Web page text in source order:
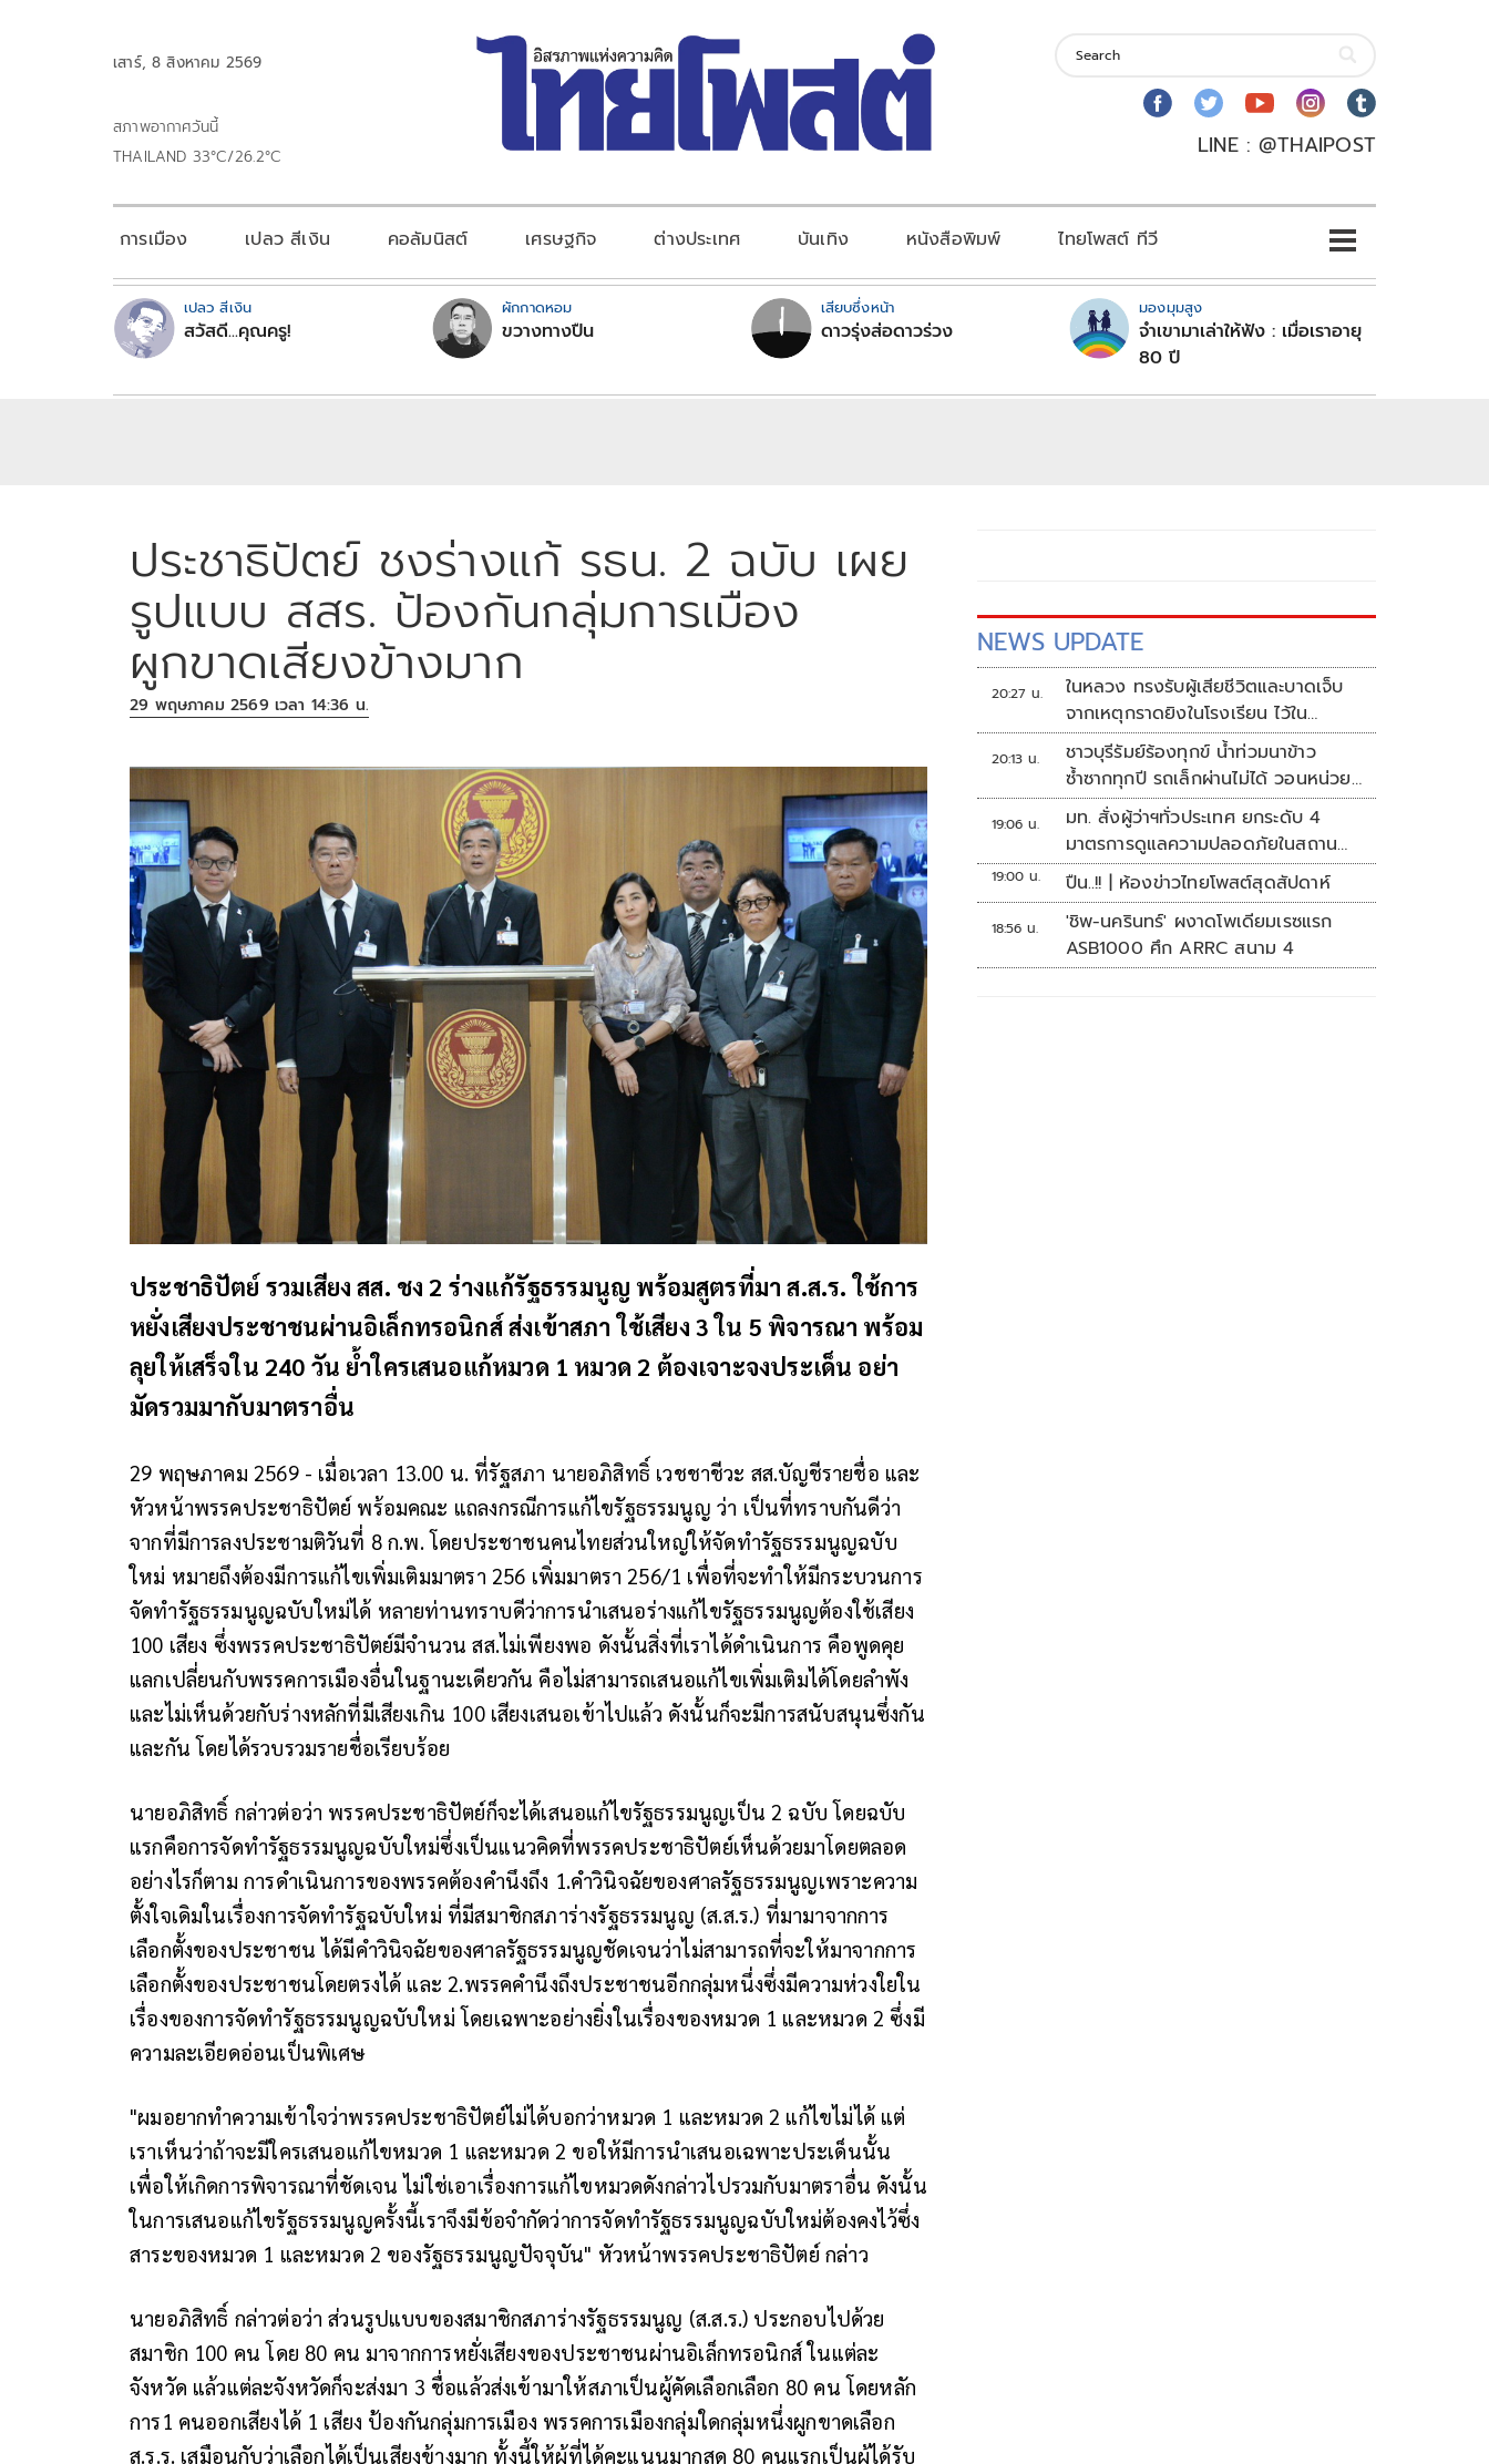
เสาร์, 8 สิงหาคม 2569
สภาพอากาศวันนี้
THAILAND 33°C/26.2°C
LINE : @THAIPOST
การเมือง เปลว สีเงิน คอลัมนิสต์ เศรษฐกิจ ต่างประเทศ บันเทิง หนังสือพิมพ์ ไทยโพสต์ ทีวี
เปลว สีเงิน
สวัสดี...คุณครู!
ผักกาดหอม
ขวางทางปืน
เสียบซึ่งหน้า
ดาวรุ่งส่อดาวร่วง
มองมุมสูง
จำเขามาเล่าให้ฟัง : เมื่อเราอายุ
80 ปี
ประชาธิปัตย์ ชงร่างแก้ รธน. 2 ฉบับ เผย
รูปแบบ สสร. ป้องกันกลุ่มการเมือง
ผูกขาดเสียงข้างมาก
29 พฤษภาคม 2569 เวลา 14:36 น.
ประชาธิปัตย์ รวมเสียง สส. ชง 2 ร่างแก้รัฐธรรมนูญ พร้อมสูตรที่มา ส.ส.ร. ใช้การ
หยั่งเสียงประชาชนผ่านอิเล็กทรอนิกส์ ส่งเข้าสภา ใช้เสียง 3 ใน 5 พิจารณา พร้อม
ลุยให้เสร็จใน 240 วัน ย้ำใครเสนอแก้หมวด 1 หมวด 2 ต้องเจาะจงประเด็น อย่า
มัดรวมมากับมาตราอื่น
29 พฤษภาคม 2569 - เมื่อเวลา 13.00 น. ที่รัฐสภา นายอภิสิทธิ์ เวชชาชีวะ สส.บัญชีรายชื่อ และ
หัวหน้าพรรคประชาธิปัตย์ พร้อมคณะ แถลงกรณีการแก้ไขรัฐธรรมนูญ ว่า เป็นที่ทราบกันดีว่า
จากที่มีการลงประชามติวันที่ 8 ก.พ. โดยประชาชนคนไทยส่วนใหญ่ให้จัดทำรัฐธรรมนูญฉบับ
ใหม่ หมายถึงต้องมีการแก้ไขเพิ่มเติมมาตรา 256 เพิ่มมาตรา 256/1 เพื่อที่จะทำให้มีกระบวนการ
จัดทำรัฐธรรมนูญฉบับใหม่ได้ หลายท่านทราบดีว่าการนำเสนอร่างแก้ไขรัฐธรรมนูญต้องใช้เสียง
100 เสียง ซึ่งพรรคประชาธิปัตย์มีจำนวน สส.ไม่เพียงพอ ดังนั้นสิ่งที่เราได้ดำเนินการ คือพูดคุย
แลกเปลี่ยนกับพรรคการเมืองอื่นในฐานะเดียวกัน คือไม่สามารถเสนอแก้ไขเพิ่มเติมได้โดยลำพัง
และไม่เห็นด้วยกับร่างหลักที่มีเสียงเกิน 100 เสียงเสนอเข้าไปแล้ว ดังนั้นก็จะมีการสนับสนุนซึ่งกัน
และกัน โดยได้รวบรวมรายชื่อเรียบร้อย
นายอภิสิทธิ์ กล่าวต่อว่า พรรคประชาธิปัตย์ก็จะได้เสนอแก้ไขรัฐธรรมนูญเป็น 2 ฉบับ โดยฉบับ
แรกคือการจัดทำรัฐธรรมนูญฉบับใหม่ซึ่งเป็นแนวคิดที่พรรคประชาธิปัตย์เห็นด้วยมาโดยตลอด
อย่างไรก็ตาม การดำเนินการของพรรคต้องคำนึงถึง 1.คำวินิจฉัยของศาลรัฐธรรมนูญเพราะความ
ตั้งใจเดิมในเรื่องการจัดทำรัฐฉบับใหม่ ที่มีสมาชิกสภาร่างรัฐธรรมนูญ (ส.ส.ร.) ที่มามาจากการ
เลือกตั้งของประชาชน ได้มีคำวินิจฉัยของศาลรัฐธรรมนูญชัดเจนว่าไม่สามารถที่จะให้มาจากการ
เลือกตั้งของประชาชนโดยตรงได้ และ 2.พรรคคำนึงถึงประชาชนอีกกลุ่มหนึ่งซึ่งมีความห่วงใยใน
เรื่องของการจัดทำรัฐธรรมนูญฉบับใหม่ โดยเฉพาะอย่างยิ่งในเรื่องของหมวด 1 และหมวด 2 ซึ่งมี
ความละเอียดอ่อนเป็นพิเศษ
"ผมอยากทำความเข้าใจว่าพรรคประชาธิปัตย์ไม่ได้บอกว่าหมวด 1 และหมวด 2 แก้ไขไม่ได้ แต่
เราเห็นว่าถ้าจะมีใครเสนอแก้ไขหมวด 1 และหมวด 2 ขอให้มีการนำเสนอเฉพาะประเด็นนั้น
เพื่อให้เกิดการพิจารณาที่ชัดเจน ไม่ใช่เอาเรื่องการแก้ไขหมวดดังกล่าวไปรวมกับมาตราอื่น ดังนั้น
ในการเสนอแก้ไขรัฐธรรมนูญครั้งนี้เราจึงมีข้อจำกัดว่าการจัดทำรัฐธรรมนูญฉบับใหม่ต้องคงไว้ซึ่ง
สาระของหมวด 1 และหมวด 2 ของรัฐธรรมนูญปัจจุบัน" หัวหน้าพรรคประชาธิปัตย์ กล่าว
นายอภิสิทธิ์ กล่าวต่อว่า ส่วนรูปแบบของสมาชิกสภาร่างรัฐธรรมนูญ (ส.ส.ร.) ประกอบไปด้วย
สมาชิก 100 คน โดย 80 คน มาจากการหยั่งเสียงของประชาชนผ่านอิเล็กทรอนิกส์ ในแต่ละ
จังหวัด แล้วแต่ละจังหวัดก็จะส่งมา 3 ชื่อแล้วส่งเข้ามาให้สภาเป็นผู้คัดเลือกเลือก 80 คน โดยหลัก
การ1 คนออกเสียงได้ 1 เสียง ป้องกันกลุ่มการเมือง พรรคการเมืองกลุ่มใดกลุ่มหนึ่งผูกขาดเลือก
ส.ร.ร. เสมือนกับว่าเลือกได้เป็นเสียงข้างมาก ทั้งนี้ให้ผู้ที่ได้คะแนนมากสุด 80 คนแรกเป็นผู้ได้รับ
NEWS UPDATE
20:27 น.
ในหลวง ทรงรับผู้เสียชีวิตและบาดเจ็บ
จากเหตุกราดยิงในโรงเรียน ไว้ใน
พระบรมราชานุเคราะห์
20:13 น.
ชาวบุรีรัมย์ร้องทุกข์ น้ำท่วมนาข้าว
ซ้ำซากทุกปี รถเล็กผ่านไม่ได้ วอนหน่วย
งานเร่งแก้ไข
19:06 น.
มท. สั่งผู้ว่าฯทั่วประเทศ ยกระดับ 4
มาตรการดูแลความปลอดภัยในสถาน
ศึกษา
19:00 น. ปืน..!! | ห้องข่าวไทยโพสต์สุดสัปดาห์
18:56 น.
'ชิพ-นครินทร์' ผงาดโพเดียมเรซแรก
ASB1000 ศึก ARRC สนาม 4